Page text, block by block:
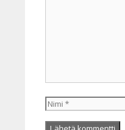
Nimi